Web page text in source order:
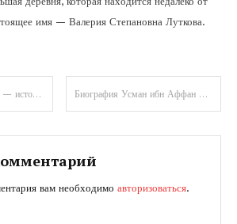
имя — Валерия Степановна Луткова.
музыкальную индустрию Биография Усман ибн Аффан — Жизнь, достижения, личность — Ислам, история, пророк Мухаммад
вам необходимо авторизоваться.